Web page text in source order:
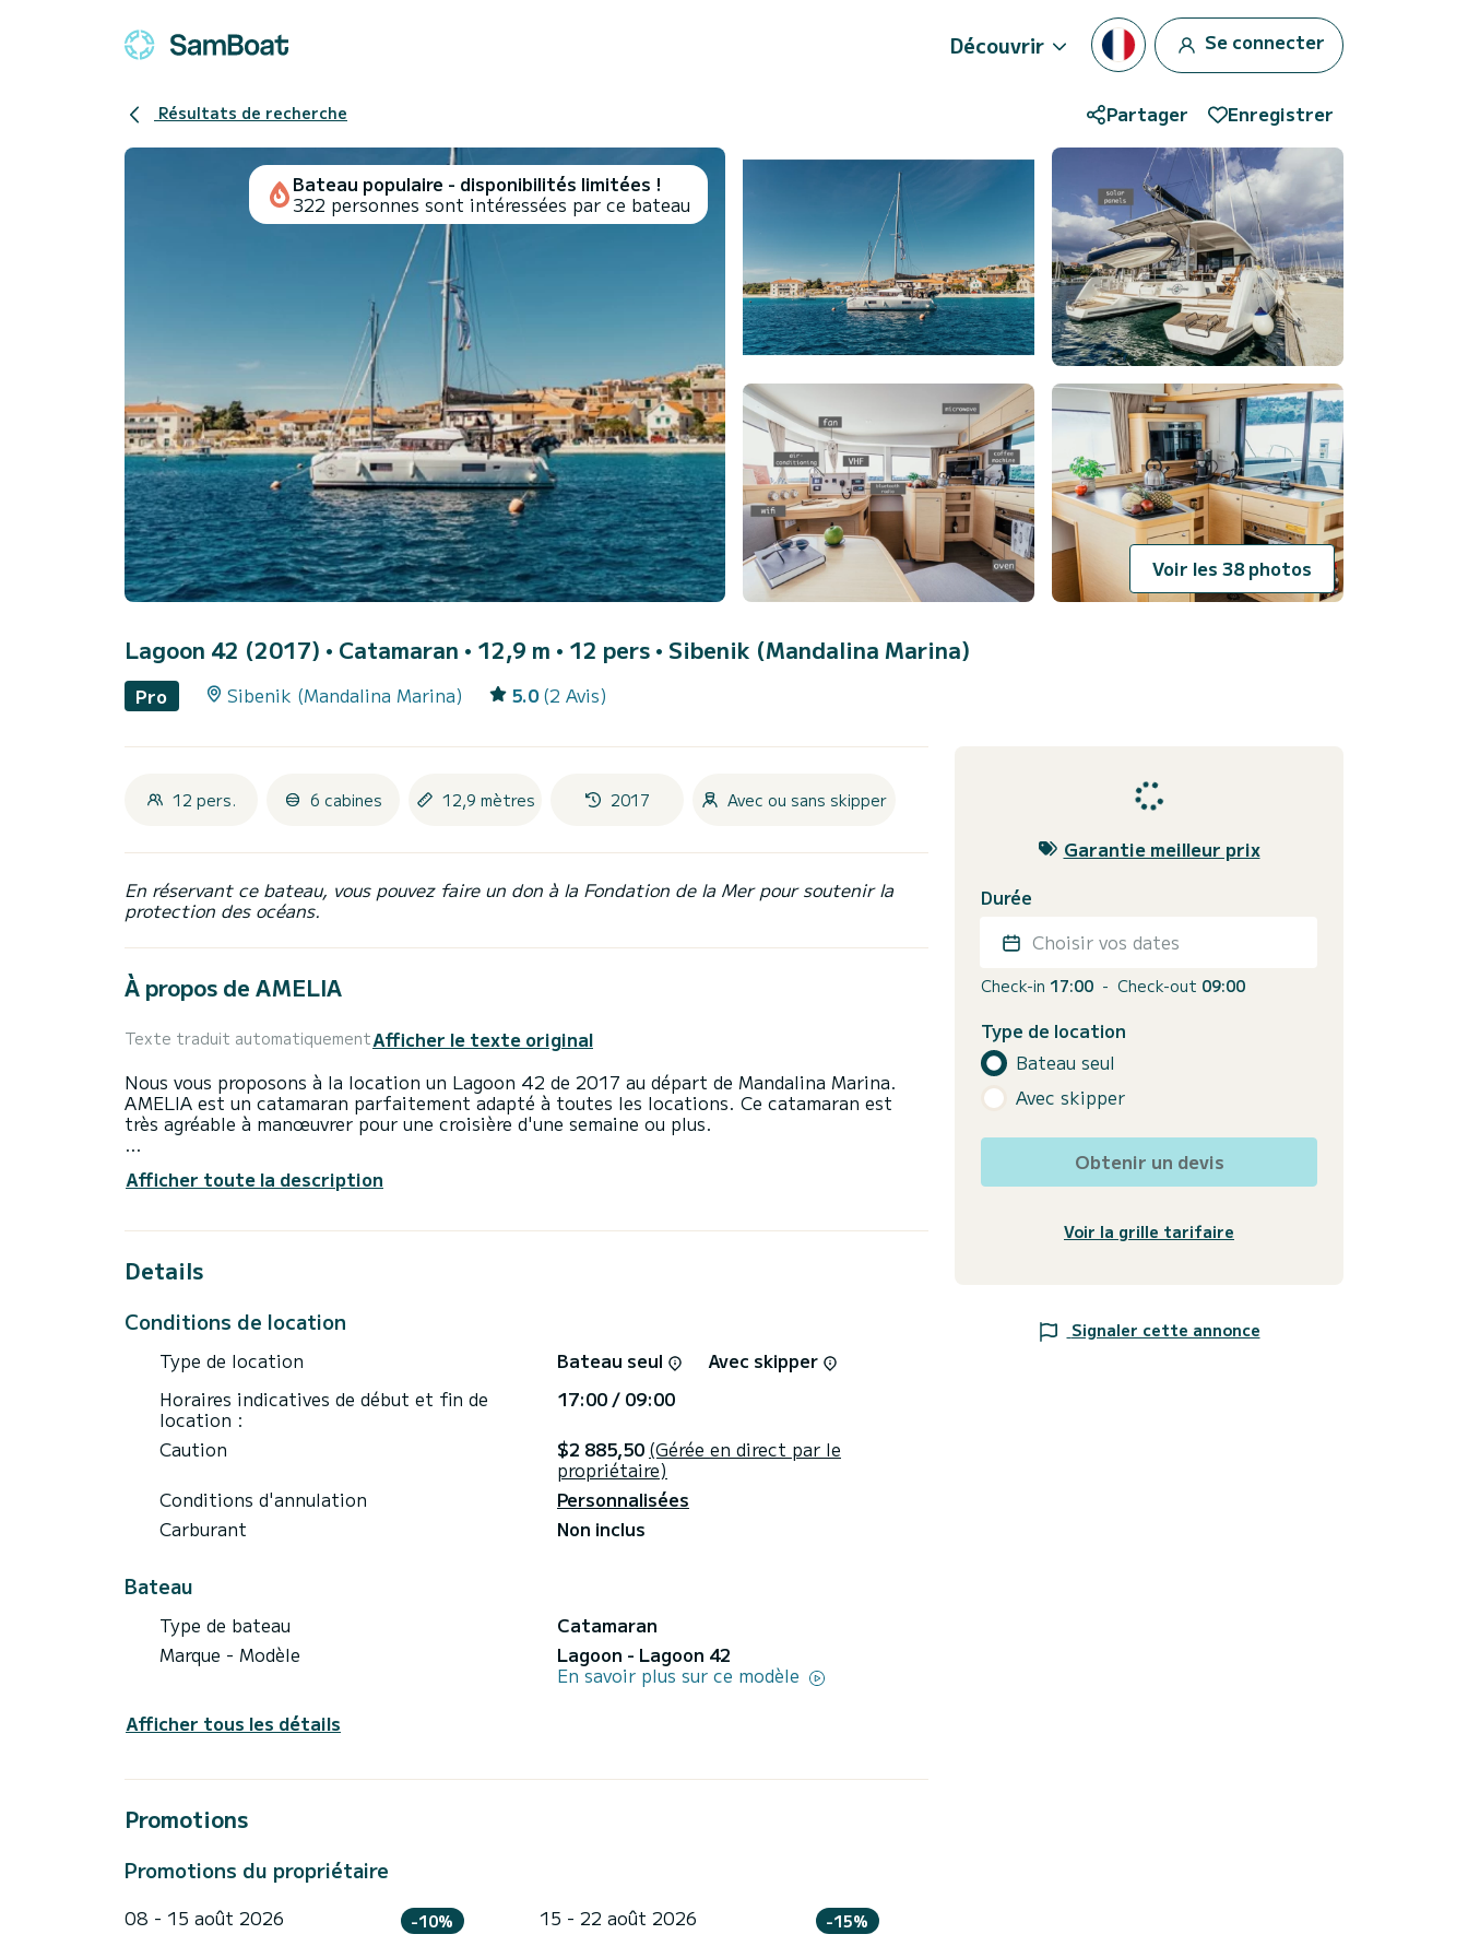
Découvrir Se connecter
Résultats de recherche Partager Enregistrer
Voir les 38 photos
Bateau populaire - disponibilités limitées !
322 personnes sont intéressées par ce bateau
Lagoon 42 (2017) • Catamaran • 12,9 m • 12 pers • Sibenik (Mandalina Marina)
Pro Sibenik (Mandalina Marina) 5.0 (2 Avis)
12 pers. 6 cabines 12,9 mètres 2017 Avec ou sans skipper
En réservant ce bateau, vous pouvez faire un don à la Fondation de la Mer pour soutenir la
protection des océans.
À propos de AMELIA
Texte traduit automatiquementAfficher le texte original
Nous vous proposons à la location un Lagoon 42 de 2017 au départ de Mandalina Marina.
AMELIA est un catamaran parfaitement adapté à toutes les locations. Ce catamaran est
très agréable à manœuvrer pour une croisière d'une semaine ou plus.
longueur totale de 13 mètres et d'une puissance de 57 chevaux, il sera votre meilleur allié
équipements suivants : Pilote automatique, TV, Haut-parleurs, Panneau solaire,
Climatisation, Treuil électrique, Connexion Bluetooth.
Nous vous invitons à demander un devis directement via la plateforme, nous vous répondrons
Afficher toute la description
Details
Conditions de location
Type de location Bateau seul
Avec skipper
Horaires indicatives de début et fin de
location :
17:00 / 09:00
Caution
$2 885,50 (Gérée en direct par le
propriétaire)
Conditions d'annulation
Personnalisées
Carburant
Non inclus
Bateau
Type de bateau
Catamaran
Marque - Modèle
Lagoon - Lagoon 42
En savoir plus sur ce modèle
Afficher tous les détails
Promotions
Promotions du propriétaire
08 - 15 août 2026 -10% 15 - 22 août 2026 -15%
Garantie meilleur prix
Durée
Choisir vos dates
Check-in 17:00 - Check-out 09:00
Type de location
Bateau seul
Avec skipper
Obtenir un devis
Voir la grille tarifaire
Signaler cette annonce